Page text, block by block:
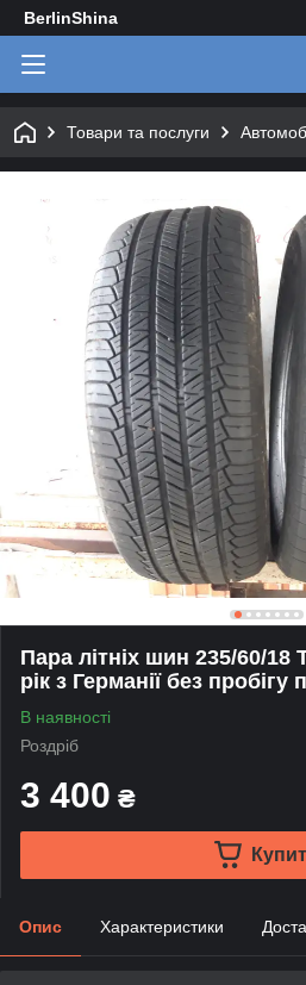
BerlinShina
Товари та послуги
Пара літніх шин 235/60/18
рік з Германії без пробігу
В наявності
Роздріб
3 400 ₴
Опис Характеристики